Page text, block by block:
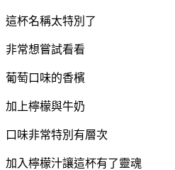
這杯名稱太特別了
非常想嘗試看看
葡萄口味的香檳
加上檸檬與牛奶
口味非常特別有層次
加入檸檬汁讓這杯有了靈魂